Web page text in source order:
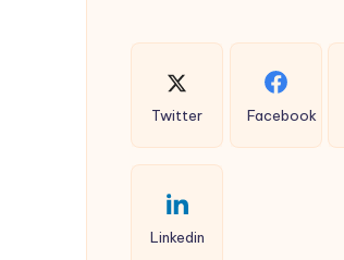
Twitter Facebook
Linkedin